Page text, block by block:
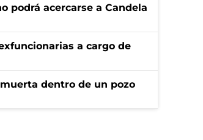
podrá acercarse a Candela
a cargo de
dentro de un pozo